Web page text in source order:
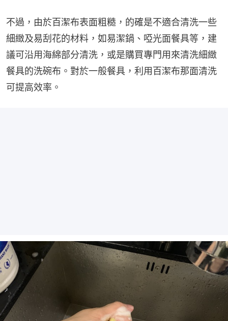
不過，由於百潔布表面粗糙，的確是不適合清洗一些
細緻及易刮花的材料，如易潔鍋、啞光面餐具等，建
議可沿用海綿部分清洗，或是購買專門用來清洗細緻
餐具的洗碗布。對於一般餐具，利用百潔布那面清洗
可提高效率。